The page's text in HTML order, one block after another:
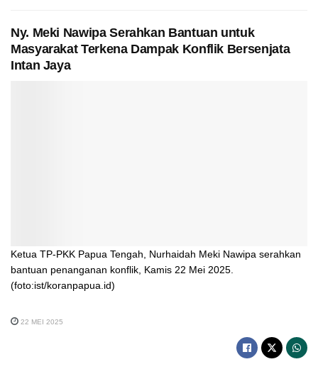
Ny. Meki Nawipa Serahkan Bantuan untuk
Masyarakat Terkena Dampak Konflik Bersenjata
Intan Jaya
Ketua TP-PKK Papua Tengah, Nurhaidah Meki Nawipa serahkan
bantuan penanganan konflik, Kamis 22 Mei 2025.
(foto:ist/koranpapua.id)
22 MEI 2025